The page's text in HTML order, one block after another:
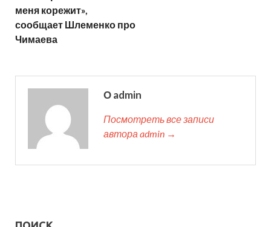
меня корежит»,
сообщает Шлеменко про
Чимаева
О admin
Посмотреть все записи
автора admin →